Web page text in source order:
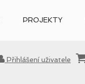
PROJEKTY
Přihlášení uživatele